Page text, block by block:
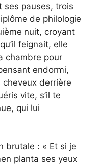
ses pauses, trois
de philologie
nuit, croyant
feignait, elle
chambre pour
endormi,
derrière
vite, s’il te
qui lui
brutale : « Et si je
planta ses yeux